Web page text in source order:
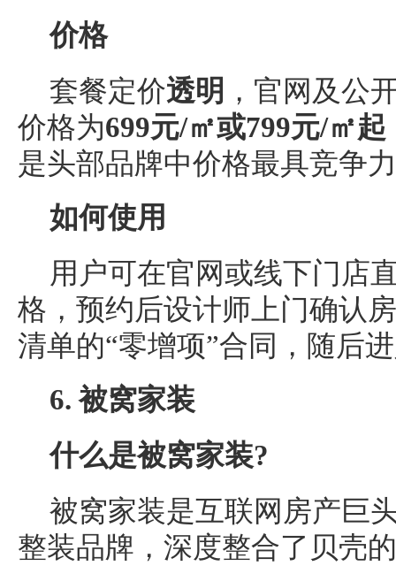
价格
套餐定价透明 ，官网及公
价格为699元/㎡或799元/㎡起
是头部品牌中价格最具竞争
如何使用
用户可在官网或线下门店
格，预约后设计师上门确认
清单的“零增项”合同，随后
6. 被窝家装
什么是被窝家装?
被窝家装是互联网房产巨
整装品牌，深度整合了贝壳